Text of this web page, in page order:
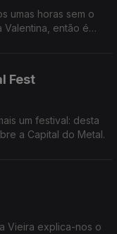
umas horas sem o
Valentina, então é
Fest
um festival: desta
a Capital do Metal.
Vieira explica-nos o